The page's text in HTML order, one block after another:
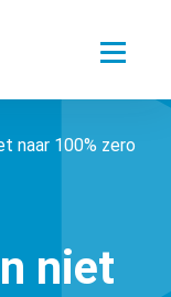
Toggle
naar 100% zero
niet